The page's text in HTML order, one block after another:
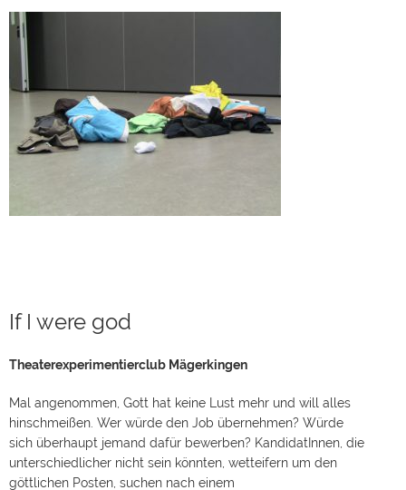
hinschmeißen. Wer würde den Job übernehmen? Würde
sich überhaupt jemand dafür bewerben? KandidatInnen, die
unterschiedlicher nicht sein könnten, wetteifern um den
göttlichen Posten, suchen nach einem
Rezept für die Lösung aller Probleme und werben um die Gunst